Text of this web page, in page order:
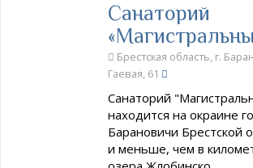
Санаторий
Брестская область, г.
Гаевая, 61
Санаторий
находится на окраине
Барановичи Брестской
и меньше, чем в